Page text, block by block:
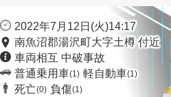
2022年7月12日(火)14:17
南魚沼郡湯沢町大字土樽 付近
車両相互 中破事故
普通乗用車(1) 軽自動車(1)
死亡(0) 負傷(1)